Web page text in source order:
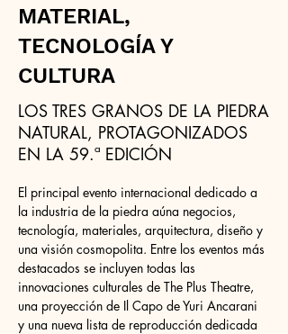
MATERIAL,
TECNOLOGÍA Y
CULTURA
LOS TRES GRANOS DE LA PIEDRA
NATURAL, PROTAGONIZADOS
EN LA 59.ª EDICIÓN
El principal evento internacional dedicado a
la industria de la piedra aúna negocios,
tecnología, materiales, arquitectura, diseño y
una visión cosmopolita. Entre los eventos más
destacados se incluyen todas las
innovaciones culturales de The Plus Theatre,
una proyección de Il Capo de Yuri Ancarani
y una nueva lista de reproducción dedicada